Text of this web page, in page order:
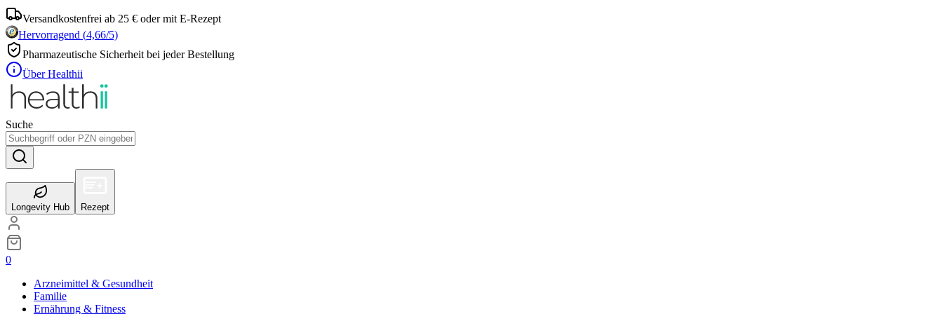
Versandkostenfrei ab 25 € oder mit E-Rezept
Hervorragend (4,66/5)
Pharmazeutische Sicherheit bei jeder Bestellung
Über Healthii
Suche
Longevity Hub Rezept
0
Arzneimittel & Gesundheit
Familie
Ernährung & Fitness